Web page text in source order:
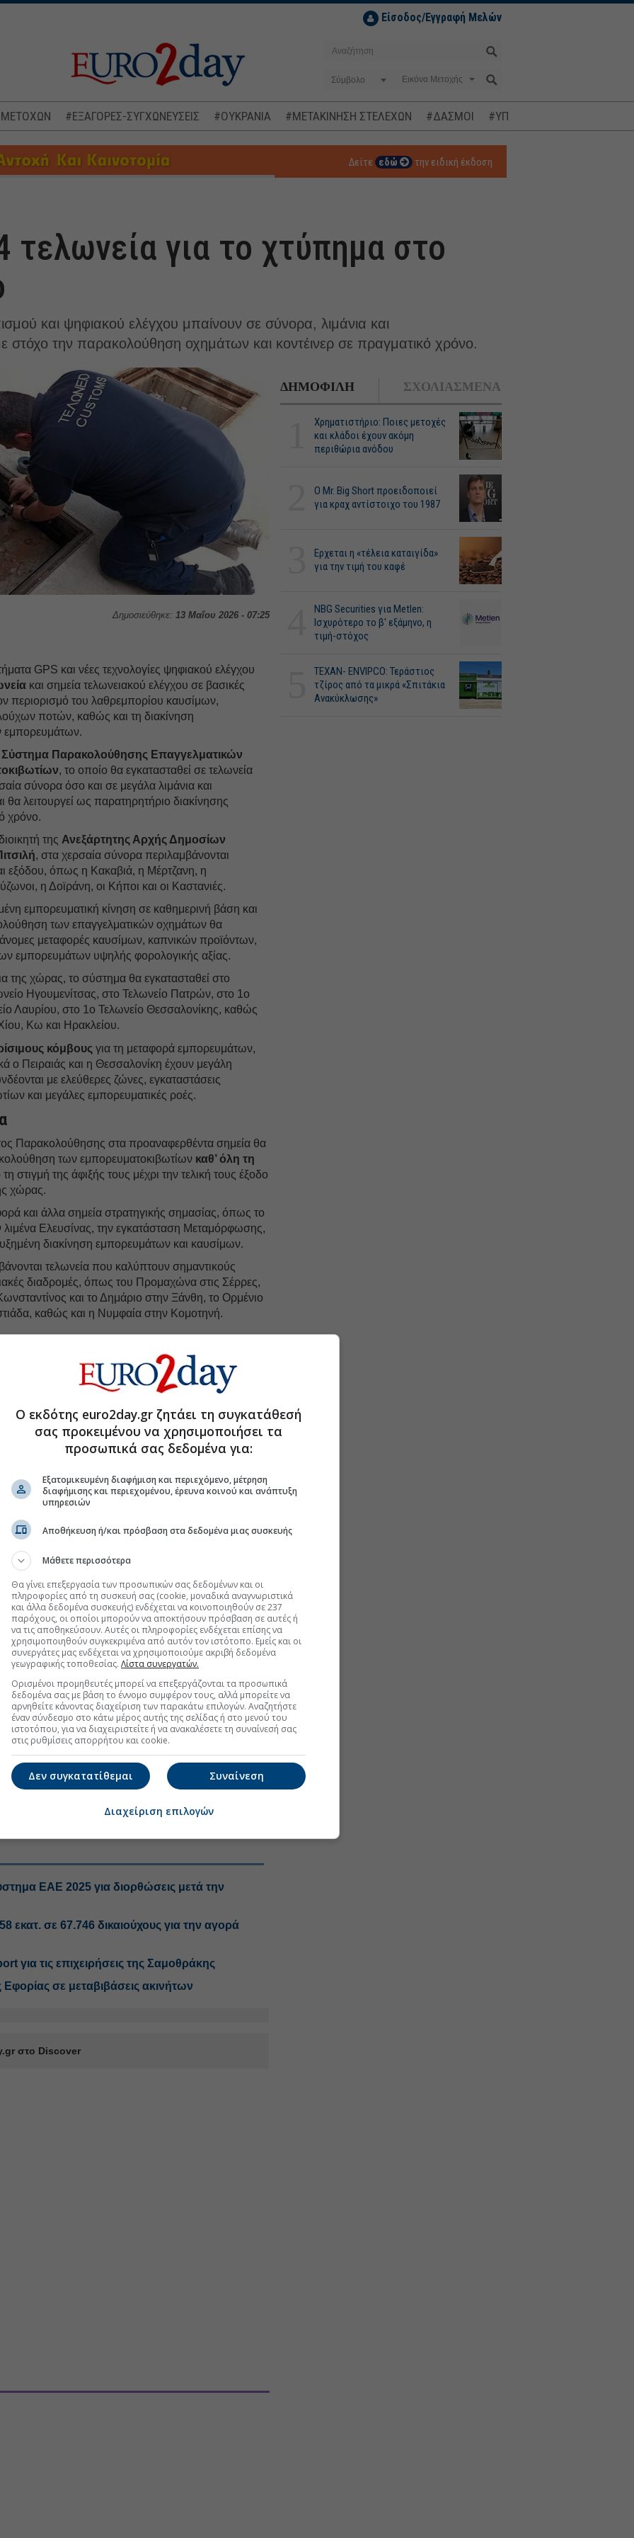
Είσοδος/Εγγραφή Μελών
Σύμβολο
ΜΕΤΟΧΩΝ #ΕΞΑΓΟΡΕΣ-ΣΥΓΧΩΝΕΥΣΕΙΣ #ΟΥΚΡΑΝΙΑ #ΜΕΤΑΚΙΝΗΣΗ ΣΤΕΛΕΧΩΝ #ΔΑΣΜΟΙ #ΥΠΟΚΛΟΠΕΣ
Δείτε εδώ την ειδική έκδοση
τελωνεία για το χτύπημα στο
και ψηφιακού ελέγχου μπαίνουν σε σύνορα, λιμάνια και
στόχο την παρακολούθηση οχημάτων και κοντέινερ σε πραγματικό χρόνο.
Δημοσιεύθηκε: 13 Μαΐου 2026 - 07:25
GPS και νέες τεχνολογίες ψηφιακού ελέγχου
και σημεία τελωνειακού ελέγχου σε βασικές
περιορισμό του λαθρεμπορίου καυσίμων,
ποτών, καθώς και τη διακίνηση
Σύστημα Παρακολούθησης Επαγγελματικών
, το οποίο θα εγκατασταθεί σε τελωνεία
σύνορα όσο και σε μεγάλα λιμάνια και
λειτουργεί ως παρατηρητήριο διακίνησης
χρόνο.
της Ανεξάρτητης Αρχής Δημοσίων
, στα χερσαία σύνορα περιλαμβάνονται
εξόδου, όπως η Κακαβιά, η Μέρτζανη, η
η Δοϊράνη, οι Κήποι και οι Καστανιές.
εμπορευματική κίνηση σε καθημερινή βάση και
των επαγγελματικών οχημάτων θα
μεταφορές καυσίμων, καπνικών προϊόντων,
εμπορευμάτων υψηλής φορολογικής αξίας.
της χώρας, το σύστημα θα εγκατασταθεί στο
Ηγουμενίτσας, στο Τελωνείο Πατρών, στο 1ο
Λαυρίου, στο 1ο Τελωνείο Θεσσαλονίκης, καθώς
Κω και Ηρακλείου.
κόμβους για τη μεταφορά εμπορευμάτων,
ο Πειραιάς και η Θεσσαλονίκη έχουν μεγάλη
με ελεύθερες ζώνες, εγκαταστάσεις
και μεγάλες εμπορευματικές ροές.
Παρακολούθησης στα προαναφερθέντα σημεία θα
των εμπορευματοκιβωτίων καθ’ όλη τη
στιγμή της άφιξής τους μέχρι την τελική τους έξοδο
χώρας.
και άλλα σημεία στρατηγικής σημασίας, όπως το
λιμένα Ελευσίνας, την εγκατάσταση Μεταμόρφωσης,
διακίνηση εμπορευμάτων και καυσίμων.
τελωνεία που καλύπτουν σημαντικούς
διαδρομές, όπως του Προμαχώνα στις Σέρρες,
και το Δημάριο στην Ξάνθη, το Ορμένιο
καθώς και η Νυμφαία στην Κομοτηνή.
Google Discover!
εξελίξεις με την υπογραφη εγκυρότητας του Euro2day.gr
FOLLOW US
βασίζεται στη χρήση σύγχρονου τεχνολογικού
πινακίδων, ηλεκτρονικές σφραγίδες
συσκευές εντοπισμού και δίκτυα επικοινωνίας, τα
και μετάδοση πληροφοριών σε πραγματικό
μέσω δικτύων κινητής τηλεφωνίας ή
κεντρική ηλεκτρονική πλατφόρμα.
αρχές θα μπορούν να συγκρίνουν τη δηλωμένη
με την πραγματική του κίνηση. Οι
χρόνο την πορεία των οχημάτων μέσω
θα εντοπίζουν καθυστερήσεις και θα λαμβάνουν
κλοπής, παραβίασης ή τεχνικών προβλημάτων. Αν
ύποπτη στάση ή προσπάθεια παραβίασης,
προειδοποίηση προς τοΚέντρο
Παρακολούθησης Επαγγελματικών
έχουν οι υπηρεσίες της Γενικής Διεύθυνσης
Κατανάλωσης της ΑΑΔΕ, οι οποίες και
με σκοπό την καταπολέμηση του λαθρεμπορίου
συμμόρφωση.
#Λαθρεμπόριο
ΕΑΕ 2025 για διορθώσεις μετά την
σε 67.746 δικαιούχους για την αγορά
για τις επιχειρήσεις της Σαμοθράκης
σε μεταβιβάσεις ακινήτων
στο Discover
ΔΗΜΟΦΙΛΗ ΣΧΟΛΙΑΣΜΕΝΑ
Χρηματιστήριο: Ποιες μετοχές
και κλάδοι έχουν ακόμη
περιθώρια ανόδου
O Mr. Big Short προειδοποιεί
για κραχ αντίστοιχο του 1987
Ερχεται η «τέλεια καταιγίδα»
για την τιμή του καφέ
NBG Securities για Metlen:
Ισχυρότερο το β' εξάμηνο, η
τιμή-στόχος
ΤΕΧΑΝ- ENVIPCO: Τεράστιος
τζίρος από τα μικρά «Σπιτάκια
Ανακύκλωσης»
Ο εκδότης euro2day.gr ζητάει τη συγκατάθεσή
σας προκειμένου να χρησιμοποιήσει τα
προσωπικά σας δεδομένα για:
Εξατομικευμένη διαφήμιση και περιεχόμενο, μέτρηση
διαφήμισης και περιεχομένου, έρευνα κοινού και ανάπτυξη
υπηρεσιών
Αποθήκευση ή/και πρόσβαση στα δεδομένα μιας συσκευής
Μάθετε περισσότερα
Θα γίνει επεξεργασία των προσωπικών σας δεδομένων και οι
πληροφορίες από τη συσκευή σας (cookie, μοναδικά αναγνωριστικά
και άλλα δεδομένα συσκευής) ενδέχεται να κοινοποιηθούν σε 237
παρόχους, οι οποίοι μπορούν να αποκτήσουν πρόσβαση σε αυτές ή
να τις αποθηκεύσουν. Αυτές οι πληροφορίες ενδέχεται επίσης να
χρησιμοποιηθούν συγκεκριμένα από αυτόν τον ιστότοπο. Εμείς και οι
συνεργάτες μας ενδέχεται να χρησιμοποιούμε ακριβή δεδομένα
γεωγραφικής τοποθεσίας. Λίστα συνεργατών.
Ορισμένοι προμηθευτές μπορεί να επεξεργάζονται τα προσωπικά
δεδομένα σας με βάση το έννομο συμφέρον τους, αλλά μπορείτε να
αρνηθείτε κάνοντας διαχείριση των παρακάτω επιλογών. Αναζητήστε
έναν σύνδεσμο στο κάτω μέρος αυτής της σελίδας ή στο μενού του
ιστοτόπου, για να διαχειριστείτε ή να ανακαλέσετε τη συναίνεσή σας
στις ρυθμίσεις απορρήτου και cookie.
Συναίνεση
Δεν συγκατατίθεμαι
Διαχείριση επιλογών